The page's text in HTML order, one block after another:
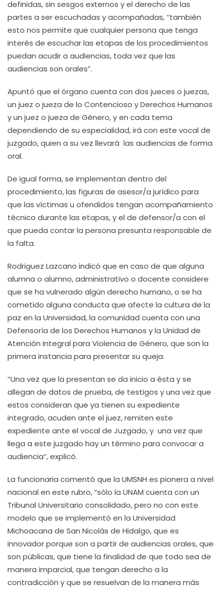
definidas, sin sesgos externos y el derecho de las
partes a ser escuchadas y acompañadas, “también
esto nos permite que cualquier persona que tenga
interés de escuchar las etapas de los procedimientos
puedan acudir a audiencias, toda vez que las
audiencias son orales”.
Apuntó que el órgano cuenta con dos jueces o juezas,
un juez o jueza de lo Contencioso y Derechos Humanos
y un juez o jueza de Género, y en cada tema
dependiendo de su especialidad, irá con este vocal de
juzgado, quien a su vez llevará las audiencias de forma
oral.
De igual forma, se implementan dentro del
procedimiento, las figuras de asesor/a jurídico para
que las víctimas u ofendidos tengan acompañamiento
técnico durante las etapas, y el de defensor/a con el
que pueda contar la persona presunta responsable de
la falta.
Rodriguez Lazcano indicó que en caso de que alguna
alumna o alumno, administrativo o docente considere
que se ha vulnerado algún derecho humano, o se ha
cometido alguna conducta que afecte la cultura de la
paz en la Universidad, la comunidad cuenta con una
Defensoría de los Derechos Humanos y la Unidad de
Atención Integral para Violencia de Género, que son la
primera instancia para presentar su queja.
“Una vez que la presentan se da inicio a ésta y se
allegan de datos de prueba, de testigos y una vez que
estos consideran que ya tienen su expediente
integrado, acuden ante el juez, remiten este
expediente ante el vocal de Juzgado, y una vez que
llega a este juzgado hay un término para convocar a
audiencia”, explicó.
La funcionaria comentó que la UMSNH es pionera a nivel
nacional en este rubro, “sólo la UNAM cuenta con un
Tribunal Universitario consolidado, pero no con este
modelo que se implementó en la Universidad
Michoacana de San Nicolás de Hidalgo, que es
innovador porque son a partir de audiencias orales, que
son públicas, que tiene la finalidad de que todo sea de
manera imparcial, que tengan derecho a la
contradicción y que se resuelvan de la manera más